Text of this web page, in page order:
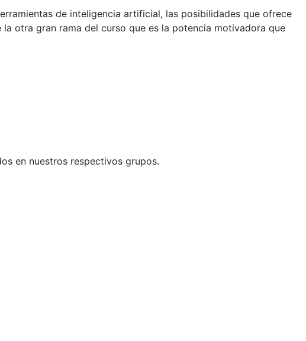
de inteligencia artificial, las posibilidades que ofrece
otra gran rama del curso que es la potencia motivadora que
en nuestros respectivos grupos.